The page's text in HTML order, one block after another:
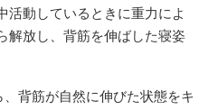
活動しているときに重力によ
解放し、背筋を伸ばした寝姿
、背筋が自然に伸びた状態をキ